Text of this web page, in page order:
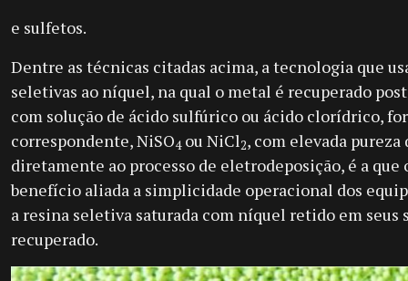
e sulfetos.
Dentre as técnicas citadas acima, a tecnologia que
seletivas ao níquel, na qual o metal é recuperado
com solução de ácido sulfúrico ou ácido clorídrico,
correspondente, NiSO4 ou NiCl2, com elevada
diretamente ao processo de eletrodeposição, é a
benefício aliada a simplicidade operacional dos
a resina seletiva saturada com níquel retido em seus
recuperado.